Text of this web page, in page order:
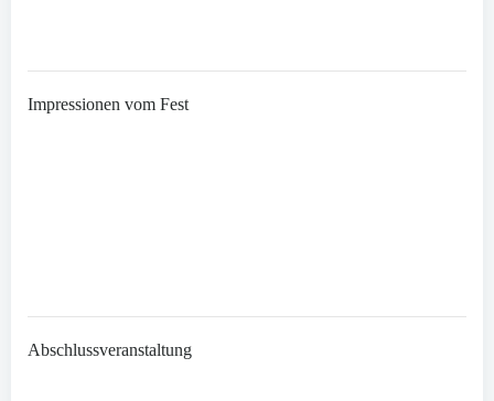
Impressionen vom Fest
Abschlussveranstaltung